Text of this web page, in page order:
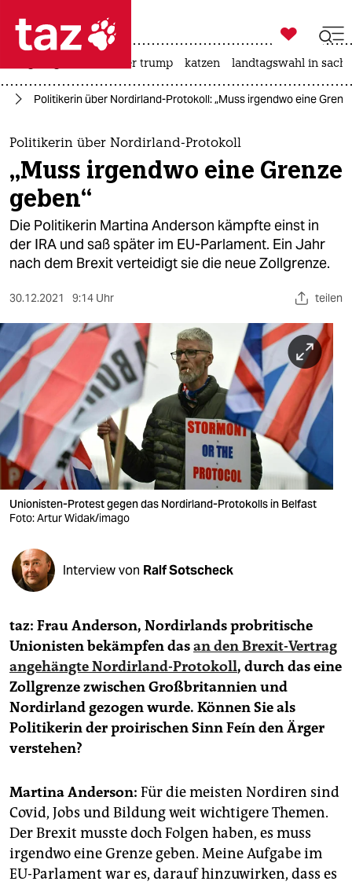
 taz zahl ich
taz zahl ich
themen
politik
öko
gesellschaft
sport
berlin
nord
wahrheit
verlag
verlag
veranstaltungen
shop
fragen & hilfe
unterstützen
abo
genossenschaft
epaper login

taz zahl ich
usa unter trump katzen landtagswahl in
Politikerin über Nordirland-Protokoll: „Muss irgendwo eine
Politikerin über Nordirland-Protokoll
„Muss irgendwo eine Grenze
geben“
Die Politikerin Martina Anderson kämpfte einst in
der IRA und saß später im EU-Parlament. Ein Jahr
nach dem Brexit verteidigt sie die neue Zollgrenze.
30.12.2021 9:14 Uhr teilen
Unionisten-Protest gegen das Nordirland-Protokolls in Belfast
Foto: Artur Widak/imago
Interview von Ralf Sotscheck
taz: Frau Anderson, Nordirlands probritische
Unionisten bekämpfen dasan den Brexit-Vertrag
angehängte Nordirland-Protokoll, durch das eine
Zollgrenze zwischen Großbritannien und
Nordirland gezogen wurde. Können Sie als
Politikerin der proirischen Sinn Feín den Ärger
verstehen?
Martina Anderson: Für die meisten Nordiren sind
Covid, Jobs und Bildung weit wichtigere Themen.
Der Brexit musste doch Folgen haben, es muss
irgendwo eine Grenze geben. Meine Aufgabe im
EU-Parlament war es, darauf hinzuwirken, dass es